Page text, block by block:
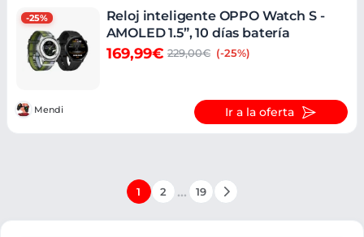
-25%
Reloj inteligente OPPO Watch S -
AMOLED 1.5”, 10 días batería
169,99€ 229,00€ (-25%)
Mendi Ir a la oferta
1 2 … 19